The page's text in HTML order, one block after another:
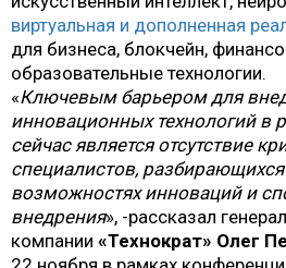
виртуальная и дополненная
для бизнеса, блокчейн,
образовательные технологии.
«Ключевым барьером для
инновационных технологий в
сейчас является отсутствие
специалистов,
возможностях инноваций и
внедрения», -рассказал
компании «Технократ» Олег